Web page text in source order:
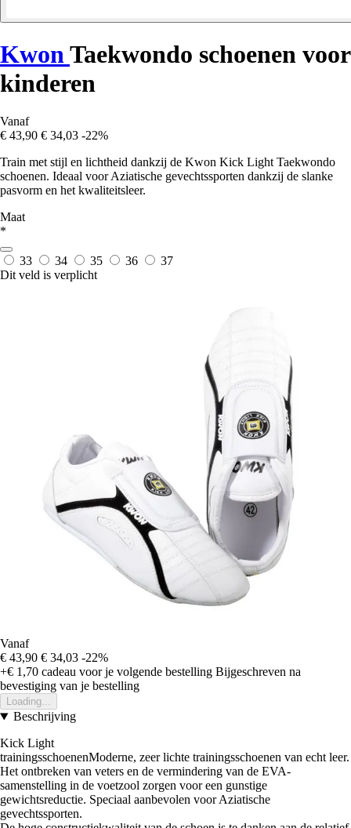
Kwon Taekwondo schoenen voor
kinderen
Vanaf
€ 43,90 € 34,03 -22%
Train met stijl en lichtheid dankzij de Kwon Kick Light Taekwondo
schoenen. Ideaal voor Aziatische gevechtssporten dankzij de slanke
pasvorm en het kwaliteitsleer.
Maat
*
33 34 35 36
37
Dit veld is verplicht
Vanaf
€ 43,90 € 34,03 -22%
+€ 1,70 cadeau voor je volgende bestelling Bijgeschreven na
bevestiging van je bestelling
Loading...
Beschrijving
Kick Light
trainingsschoenenModerne, zeer lichte trainingsschoenen van echt leer.
Het ontbreken van veters en de vermindering van de EVA-
samenstelling in de voetzool zorgen voor een gunstige
gewichtsreductie. Speciaal aanbevolen voor Aziatische
gevechtssporten.